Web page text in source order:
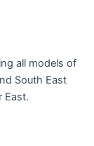
all models of
South East
East.